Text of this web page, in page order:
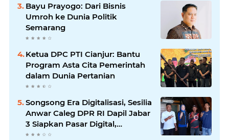
Bayu Prayogo: Dari Bisnis
Umroh ke Dunia Politik
Semarang
Ketua DPC PTI Cianjur: Bantu
Program Asta Cita Pemerintah
dalam Dunia Pertanian
Songsong Era Digitalisasi, Sesilia
Anwar Caleg DPR RI Dapil Jabar
3 Siapkan Pasar Digital,
Pemasaran Komoditas Petani